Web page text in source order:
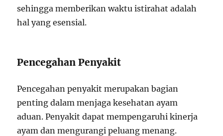
sehingga memberikan waktu istirahat adalah
hal yang esensial.
Pencegahan Penyakit
Pencegahan penyakit merupakan bagian
penting dalam menjaga kesehatan ayam
aduan. Penyakit dapat mempengaruhi kinerja
ayam dan mengurangi peluang menang.